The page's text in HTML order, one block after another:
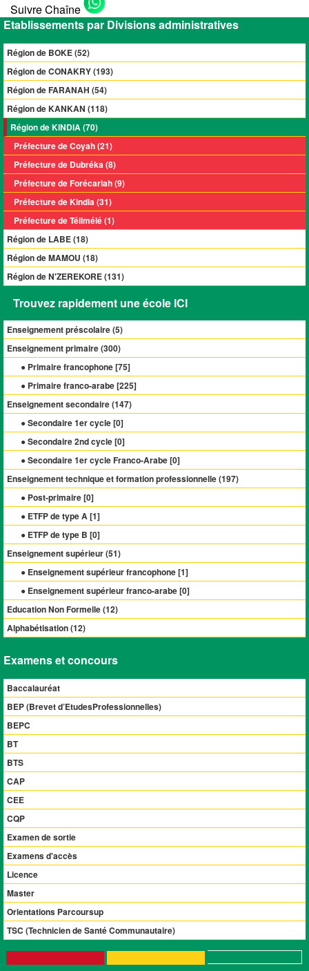
Suivre Chaîne
Etablissements par Divisions administratives
Région de BOKE (52)
Région de CONAKRY (193)
Région de FARANAH (54)
Région de KANKAN (118)
Région de KINDIA (70)
Préfecture de Coyah (21)
Préfecture de Dubréka (8)
Préfecture de Forécariah (9)
Préfecture de Kindia (31)
Préfecture de Télimélé (1)
Région de LABE (18)
Région de MAMOU (18)
Région de N'ZEREKORE (131)
Trouvez rapidement une école ICI
Enseignement préscolaire (5)
Enseignement primaire (300)
● Primaire francophone [75]
● Primaire franco-arabe [225]
Enseignement secondaire (147)
● Secondaire 1er cycle [0]
● Secondaire 2nd cycle [0]
● Secondaire 1er cycle Franco-Arabe [0]
Enseignement technique et formation professionnelle (197)
● Post-primaire [0]
● ETFP de type A [1]
● ETFP de type B [0]
Enseignement supérieur (51)
● Enseignement supérieur francophone [1]
● Enseignement supérieur franco-arabe [0]
Education Non Formelle (12)
Alphabétisation (12)
Examens et concours
Baccalauréat
BEP (Brevet d’EtudesProfessionnelles)
BEPC
BT
BTS
CAP
CEE
CQP
Examen de sortie
Examens d'accès
Licence
Master
Orientations Parcoursup
TSC (Technicien de Santé Communautaire)